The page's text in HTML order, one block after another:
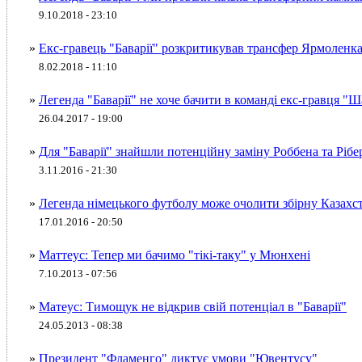
9.10.2018 - 23:10
» Екс-гравець "Баварії" розкритикував трансфер Ярмоленка
8.02.2018 - 11:10
» Легенда "Баварії" не хоче бачити в команді екс-гравця
26.04.2017 - 19:00
» Для "Баварії" знайшли потенційну заміну Роббена та
3.11.2016 - 21:30
» Легенда німецького футболу може очолити збірну
17.01.2016 - 20:50
» Маттеус: Тепер ми бачимо "тікі-таку" у Мюнхені
7.10.2013 - 07:56
» Матеус: Тимощук не відкрив свій потенціал в "Баварії"
24.05.2013 - 08:38
» Президент "Фламенго" диктує умови "Ювентусу"